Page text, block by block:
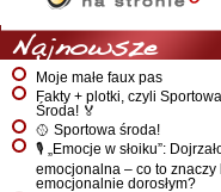
Najnowsze
Moje małe faux pas
Fakty + plotki, czyli Sportowa
Środa! 🏅
🥎 Sportowa środa!
🎙️ „Emocje w słoiku”:
emocjonalna – co to znaczy
emocjonalnie dorosłym?